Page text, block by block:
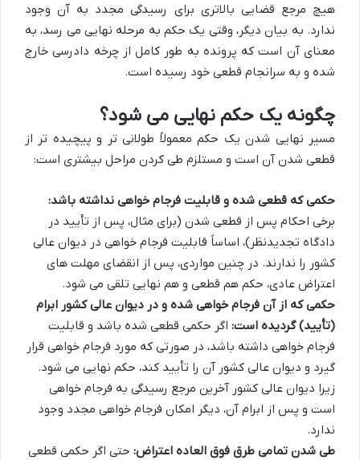
هیچ مرجع قضایی بالاتری برای رسیدگی مجدد به آن وجود
ندارد. به بیان دیگر، وقتی یک حکم به مرحله نهایی می رسد، به
معنای آن است که پرونده به طور کامل از چرخه دادرسی خارج
شده و به سرانجام قطعی خود رسیده است.
چگونه یک حکم نهایی می شود؟
مسیر نهایی شدن یک حکم معمولاً طولانی تر و پیچیده تر از
قطعی شدن آن است و مستلزم طی کردن مراحل بیشتری است:
حکمی که قطعی شده و قابلیت فرجام خواهی نداشته باشد:
برخی احکام پس از قطعی شدن (برای مثال، پس از تأیید در
دادگاه تجدیدنظر)، اساساً قابلیت فرجام خواهی در دیوان عالی
کشور را ندارند. در چنین مواردی، پس از انقضای مهلت های
اعتراض عادی، حکم هم قطعی و هم نهایی تلقی می شود.
حکمی که از آن فرجام خواهی شده و در دیوان عالی کشور ابرام
(تأیید) گردیده است: اگر حکمی قطعی شده باشد و قابلیت
فرجام خواهی داشته باشد، در صورتی که مورد فرجام خواهی قرار
گیرد و دیوان عالی کشور آن را تأیید کند، حکم نهایی می شود.
زیرا دیوان عالی کشور آخرین مرجع رسیدگی به فرجام خواهی
است و پس از ابرام آن، دیگر امکان فرجام خواهی مجدد وجود
ندارد.
طی شدن تمامی طرق فوق العاده اعتراض: حتی اگر حکمی قطعی